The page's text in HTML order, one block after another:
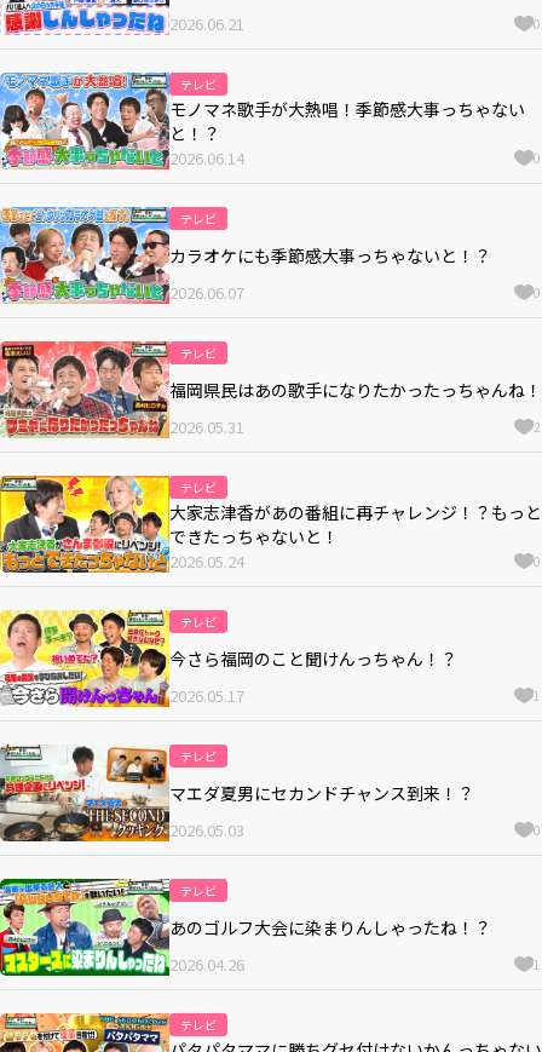
2026.06.21 0
テレビ
モノマネ歌手が大熱唱！季節感大事っちゃない
と！？
2026.06.14 0
テレビ
カラオケにも季節感大事っちゃないと！？
2026.06.07 0
テレビ
福岡県民はあの歌手になりたかったっちゃんね！
2026.05.31 2
テレビ
大家志津香があの番組に再チャレンジ！？もっと
できたっちゃないと！
2026.05.24 0
テレビ
今さら福岡のこと聞けんっちゃん！？
2026.05.17 1
テレビ
マエダ夏男にセカンドチャンス到来！？
2026.05.03 0
テレビ
あのゴルフ大会に染まりんしゃったね！？
2026.04.26 1
テレビ